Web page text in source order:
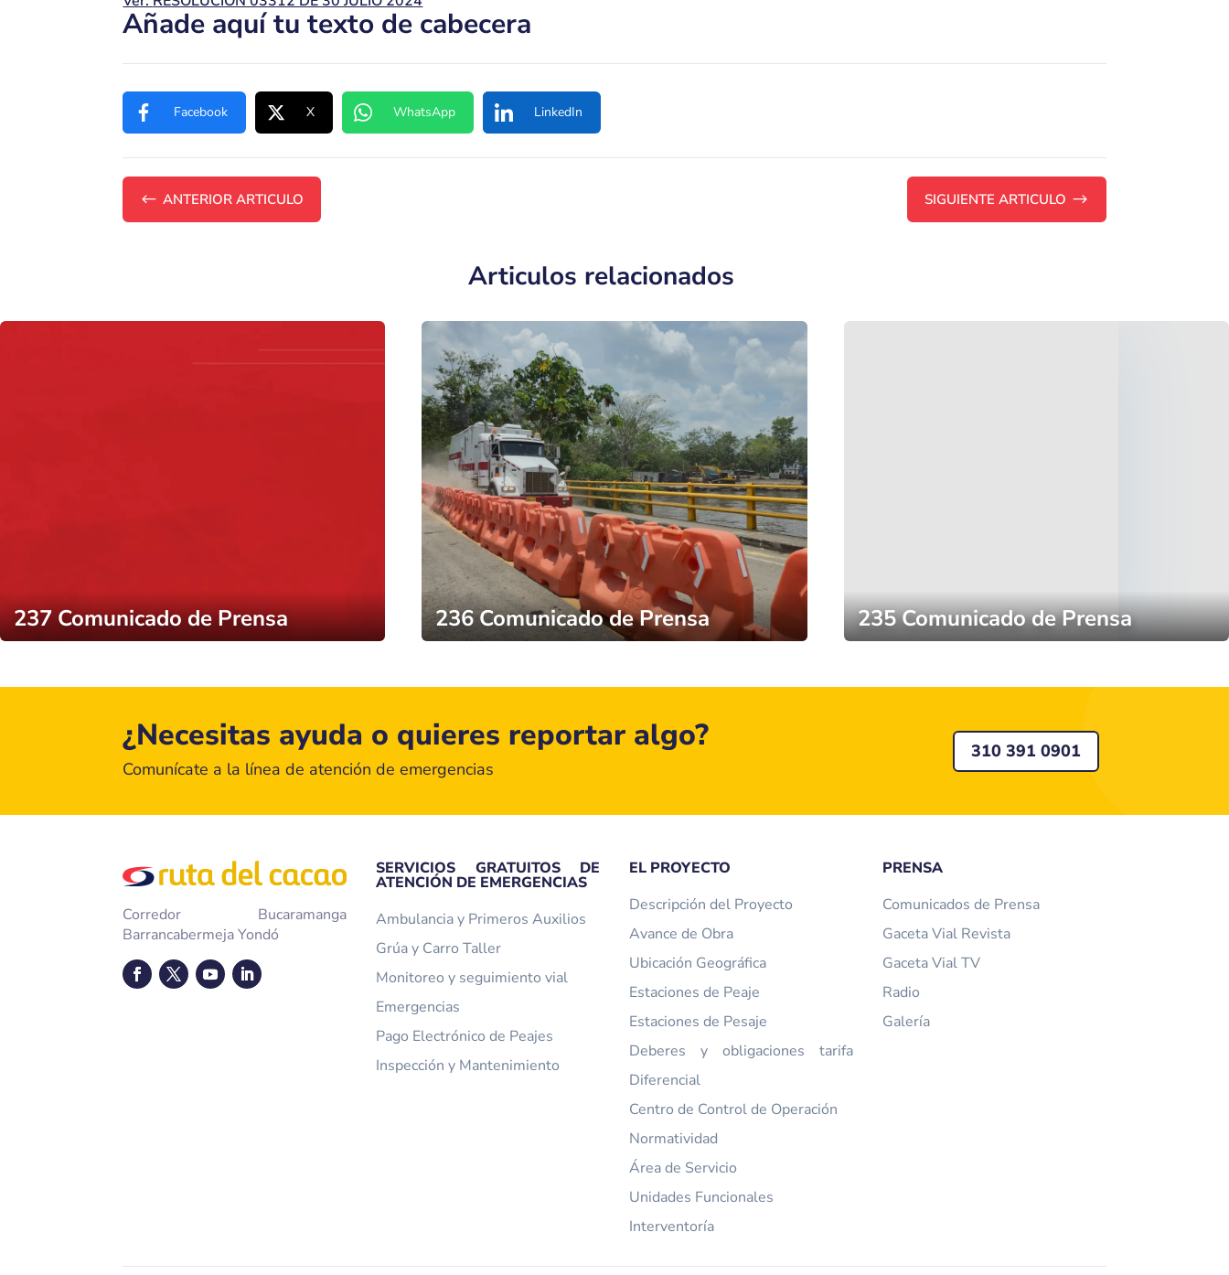
Añade aquí tu texto de cabecera
Facebook X WhatsApp LinkedIn
# ANTERIOR ARTICULO SIGUIENTE ARTICULO $
Articulos relacionados
237 Comunicado de Prensa 236 Comunicado de Prensa 235 Comunicado de Prensa
¿Necesitas ayuda o quieres reportar algo?
Comunícate a la línea de atención de emergencias
310 391 0901
Corredor Bucaramanga
Barrancabermeja Yondó
SERVICIOS GRATUITOS DE
ATENCIÓN DE EMERGENCIAS
Ambulancia y Primeros Auxilios
Grúa y Carro Taller
Monitoreo y seguimiento vial
Emergencias
Pago Electrónico de Peajes
Inspección y Mantenimiento
EL PROYECTO
Descripción del Proyecto
Avance de Obra
Ubicación Geográfica
Estaciones de Peaje
Estaciones de Pesaje
Deberes y obligaciones tarifa
Diferencial
Centro de Control de Operación
Normatividad
Área de Servicio
Unidades Funcionales
Interventoría
PRENSA
Comunicados de Prensa
Gaceta Vial Revista
Gaceta Vial TV
Radio
Galería